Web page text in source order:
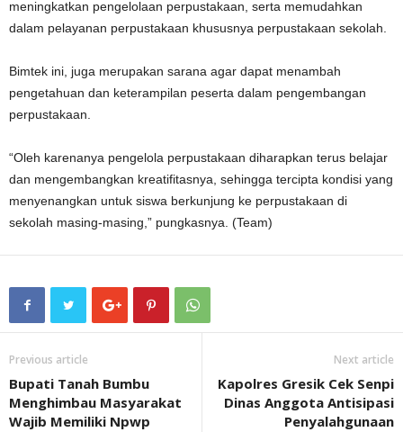
meningkatkan pengelolaan perpustakaan, serta memudahkan
dalam pelayanan perpustakaan khususnya perpustakaan sekolah.
Bimtek ini, juga merupakan sarana agar dapat menambah
pengetahuan dan keterampilan peserta dalam pengembangan
perpustakaan.
“Oleh karenanya pengelola perpustakaan diharapkan terus belajar
dan mengembangkan kreatifitasnya, sehingga tercipta kondisi yang
menyenangkan untuk siswa berkunjung ke perpustakaan di
sekolah masing-masing,” pungkasnya. (Team)
Previous article
Bupati Tanah Bumbu
Menghimbau Masyarakat
Wajib Memiliki Npwp
Next article
Kapolres Gresik Cek Senpi
Dinas Anggota Antisipasi
Penyalahgunaan